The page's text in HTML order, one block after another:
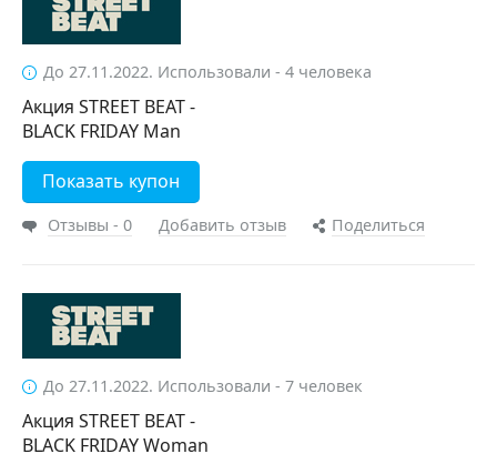
До 27.11.2022. Использовали - 4 человека
Акция STREET BEAT -
BLACK FRIDAY Man
Показать купон
Отзывы - 0 Добавить отзыв Поделиться
До 27.11.2022. Использовали - 7 человек
Акция STREET BEAT -
BLACK FRIDAY Woman